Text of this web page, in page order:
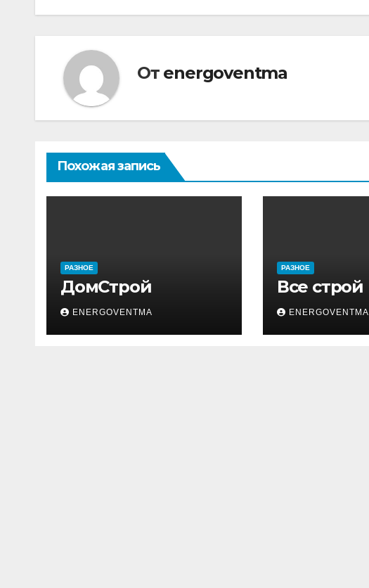
От energoventma
Похожая запись
РАЗНОЕ
ДомСтрой
ENERGOVENTMA
РАЗНОЕ
Все строй
ENERGOVENTMA